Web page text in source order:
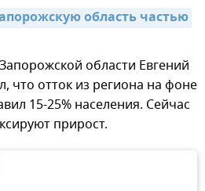
область частью
области Евгений
что отток из региона на фоне
15-25% населения. Сейчас
прирост.